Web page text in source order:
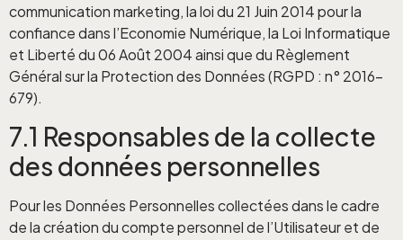
communication marketing, la loi du 21 Juin 2014 pour la
confiance dans l’Economie Numérique, la Loi Informatique
et Liberté du 06 Août 2004 ainsi que du Règlement
Général sur la Protection des Données (RGPD : n° 2016-
679).
7.1 Responsables de la collecte
des données personnelles
Pour les Données Personnelles collectées dans le cadre
de la création du compte personnel de l’Utilisateur et de